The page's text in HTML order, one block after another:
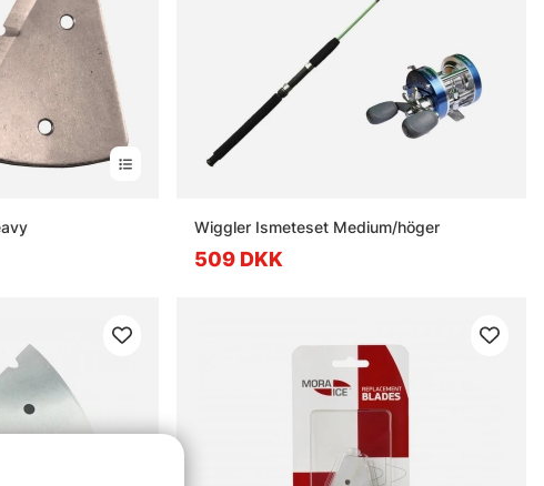
Wiggler Ismeteset Medium/höger
509 DKK